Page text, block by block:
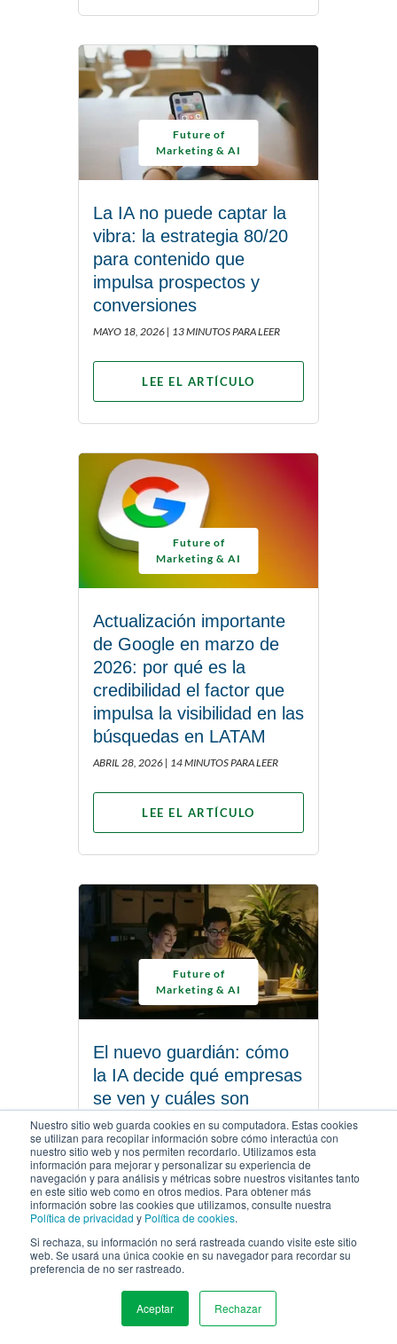
Nuestro sitio web guarda cookies en su computadora. Estas cookies
se utilizan para recopilar información sobre cómo interactúa con
nuestro sitio web y nos permiten recordarlo. Utilizamos esta
información para mejorar y personalizar su experiencia de
navegación y para análisis y métricas sobre nuestros visitantes tanto
en este sitio web como en otros medios. Para obtener más
información sobre las cookies que utilizamos, consulte nuestra
Política de privacidad y Política de cookies.
Si rechaza, su información no será rastreada cuando visite este sitio
web. Se usará una única cookie en su navegador para recordar su
preferencia de no ser rastreado.
Aceptar Rechazar
Future of
Marketing & AI
La IA no puede captar la
vibra: la estrategia 80/20
para contenido que
impulsa prospectos y
conversiones
MAYO 18, 2026 | 13 MINUTOS PARA LEER
LEE EL ARTÍCULO
Future of
Marketing & AI
Actualización importante
de Google en marzo de
2026: por qué es la
credibilidad el factor que
impulsa la visibilidad en las
búsquedas en LATAM
ABRIL 28, 2026 | 14 MINUTOS PARA LEER
LEE EL ARTÍCULO
Future of
Marketing & AI
El nuevo guardián: cómo
la IA decide qué empresas
se ven y cuáles son
ignoradas
MARZO 26, 2026 |7 MINUTOS PARA LEER
LEE EL ARTÍCULO